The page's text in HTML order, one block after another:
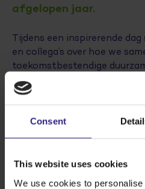
Consent
This website uses cookies
We use cookies to
afgelopen jaar.
Tijdens een inspirerende
en collega’s over hoe we
toekomstbestendige
in het Cosun innovation
aantal van onze plantaardige
De aanwezigheid van Klaas
Koning Willem I-prijs, Ina
Steenbergen maakte het